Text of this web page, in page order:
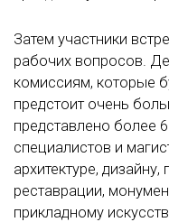
Затем участники
рабочих вопросов.
комиссиям, которые
предстоит очень
представлено более
специалистов и
архитектуре, дизайну,
реставрации,
прикладному